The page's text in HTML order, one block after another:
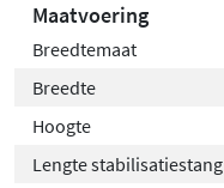
Maatvoering
Breedtemaat
Breedte
Hoogte
Lengte stabilisatiestang